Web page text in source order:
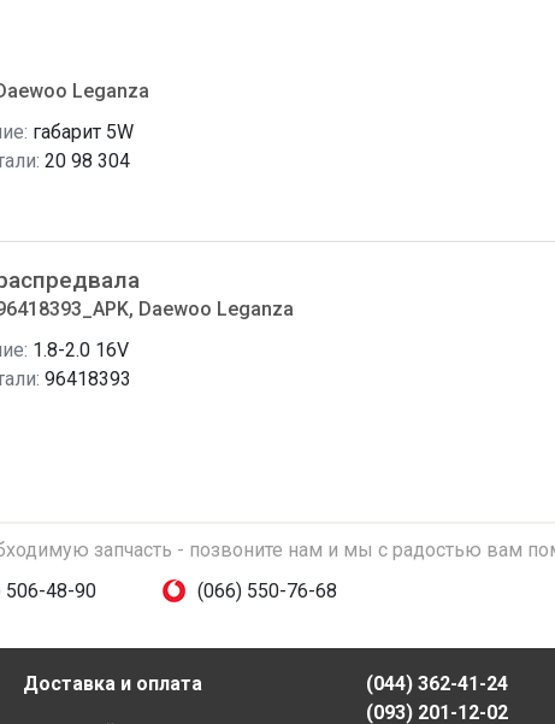
Leganza
габарит 5W
20 98 304
Daewoo Leganza
1.8-2.0 16V
96418393
запчасть - позвоните нам и мы с радостью вам
506-48-90 (066) 550-76-68
Доставка и оплата
(044) 362-41-24
(093) 201-12-02